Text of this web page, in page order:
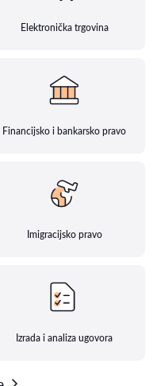
Elektronička trgovina
Financijsko i bankarsko pravo
Imigracijsko pravo
Izrada i analiza ugovora